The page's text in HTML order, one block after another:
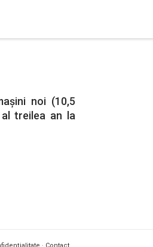
noi (10,5
treilea an la